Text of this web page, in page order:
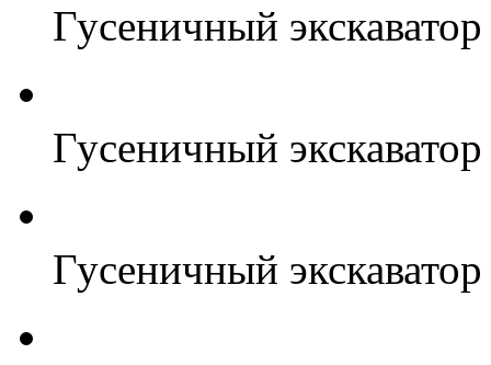
Гусеничный
Гусеничный
Гусеничный